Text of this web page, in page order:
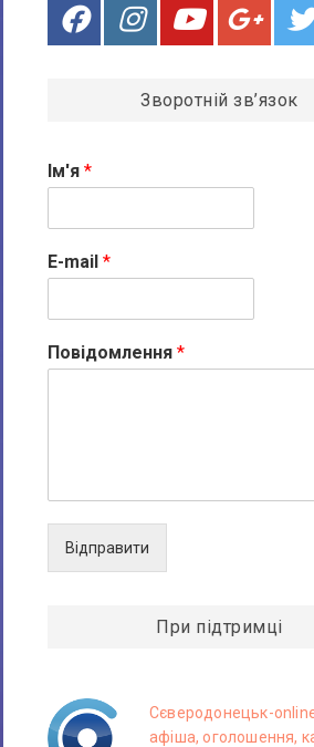
Зворотній зв’язок
Ім'я *
E-mail *
Повідомлення *
Відправити
При підтримці
Сєверодонецьк-
афіша, оголошення,